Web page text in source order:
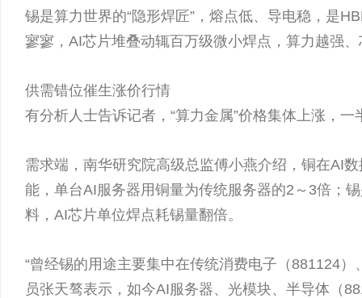
锡是算力世界的“隐形焊匠”，熔点低、导电稳，是
寥寥，AI芯片堆叠动辄百万级微小焊点，算力越强
供需错位催生涨价行情
有分析人士告诉记者，“算力金属”价格集体上涨，
需求端，南华研究院高级总监傅小燕介绍，铜在AI
能，单台AI服务器用铜量为传统服务器的2～3倍；
料，AI芯片单位焊点耗锡量翻倍。
“曾经锡的用途主要集中在传统消费电子（881124
员张天骜表示，如今AI服务器、光模块、半导体（